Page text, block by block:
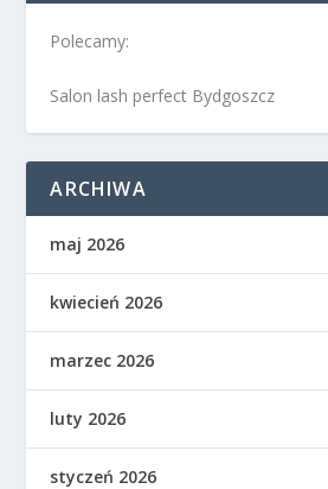
Polecamy:
Salon lash perfect Bydgoszcz
ARCHIWA
maj 2026
kwiecień 2026
marzec 2026
luty 2026
styczeń 2026